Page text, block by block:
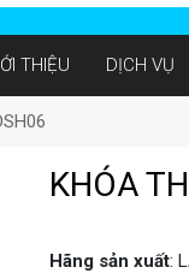
THIỆU DỊCH VỤ
KHÓA
Hãng sản xuất: